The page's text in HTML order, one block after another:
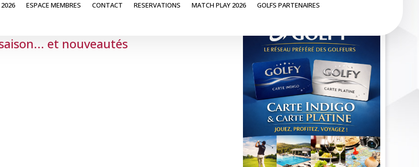
ESPACE MEMBRES CONTACT RESERVATIONS MATCH PLAY 2026 GOLFS PARTENAIRES
et nouveautés